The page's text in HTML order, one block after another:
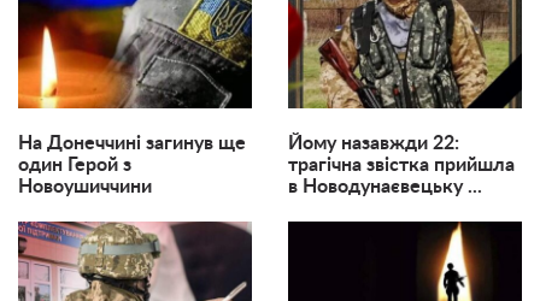
На Донеччині загинув ще
один Герой з
Новоушиччини
Йому назавжди 22:
трагічна звістка прийшла
в Новодунаєвецьку ...